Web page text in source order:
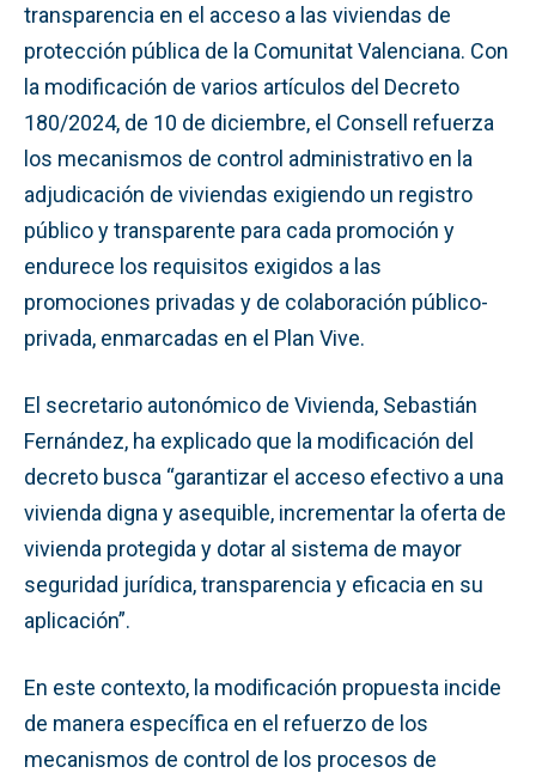
transparencia en el acceso a las viviendas de
protección pública de la Comunitat Valenciana. Con
la modificación de varios artículos del Decreto
180/2024, de 10 de diciembre, el Consell refuerza
los mecanismos de control administrativo en la
adjudicación de viviendas exigiendo un registro
público y transparente para cada promoción y
endurece los requisitos exigidos a las
promociones privadas y de colaboración público-
privada, enmarcadas en el Plan Vive.
El secretario autonómico de Vivienda, Sebastián
Fernández, ha explicado que la modificación del
decreto busca “garantizar el acceso efectivo a una
vivienda digna y asequible, incrementar la oferta de
vivienda protegida y dotar al sistema de mayor
seguridad jurídica, transparencia y eficacia en su
aplicación”.
En este contexto, la modificación propuesta incide
de manera específica en el refuerzo de los
mecanismos de control de los procesos de